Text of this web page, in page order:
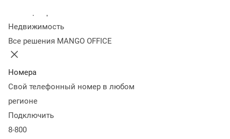
Недвижимость
Все решения MANGO OFFICE
Номера
Свой телефонный номер в любом
регионе
Подключить
8-800
Статьи, обзоры, ТОПы, идеи и советы для развития
бизнеса. Энциклопедия маркетолога, Основы -
актуальная, живая и понятная информация доступным
языком.
CRM маркетинг
Аналитика
Веб-аналитика
Веб-разработка
Контекстная реклама